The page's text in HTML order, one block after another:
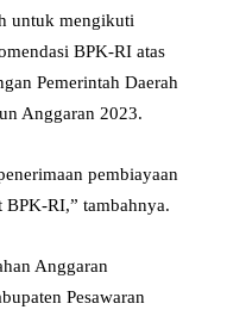
untuk mengikuti
BPK-RI atas
Pemerintah Daerah
Anggaran 2023.
pembiayaan
BPK-RI,” tambahnya.
Anggaran
Pesawaran